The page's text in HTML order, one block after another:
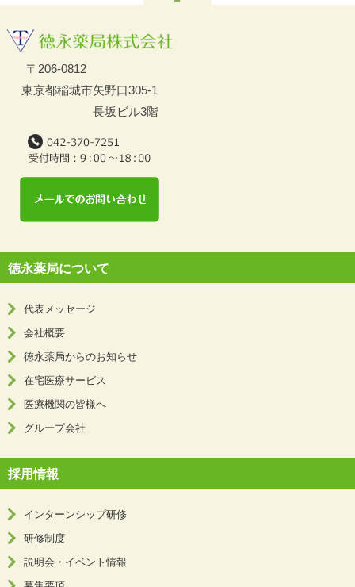
〒206-0812
東京都稲城市矢野口305-1
長坂ビル3階
徳永薬局について
代表メッセージ
会社概要
徳永薬局からのお知らせ
在宅医療サービス
医療機関の皆様へ
グループ会社
採用情報
インターンシップ研修
研修制度
説明会・イベント情報